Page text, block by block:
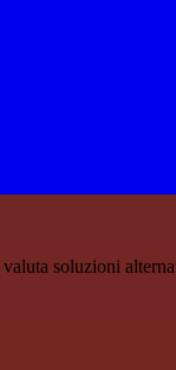
soluzioni